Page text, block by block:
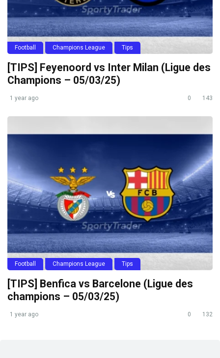
Football Champions League Tips
[TIPS] Feyenoord vs Inter Milan (Ligue des
Champions – 05/03/25)
1 year ago 0 143
Football Champions League Tips
[TIPS] Benfica vs Barcelone (Ligue des
champions – 05/03/25)
1 year ago 0 132